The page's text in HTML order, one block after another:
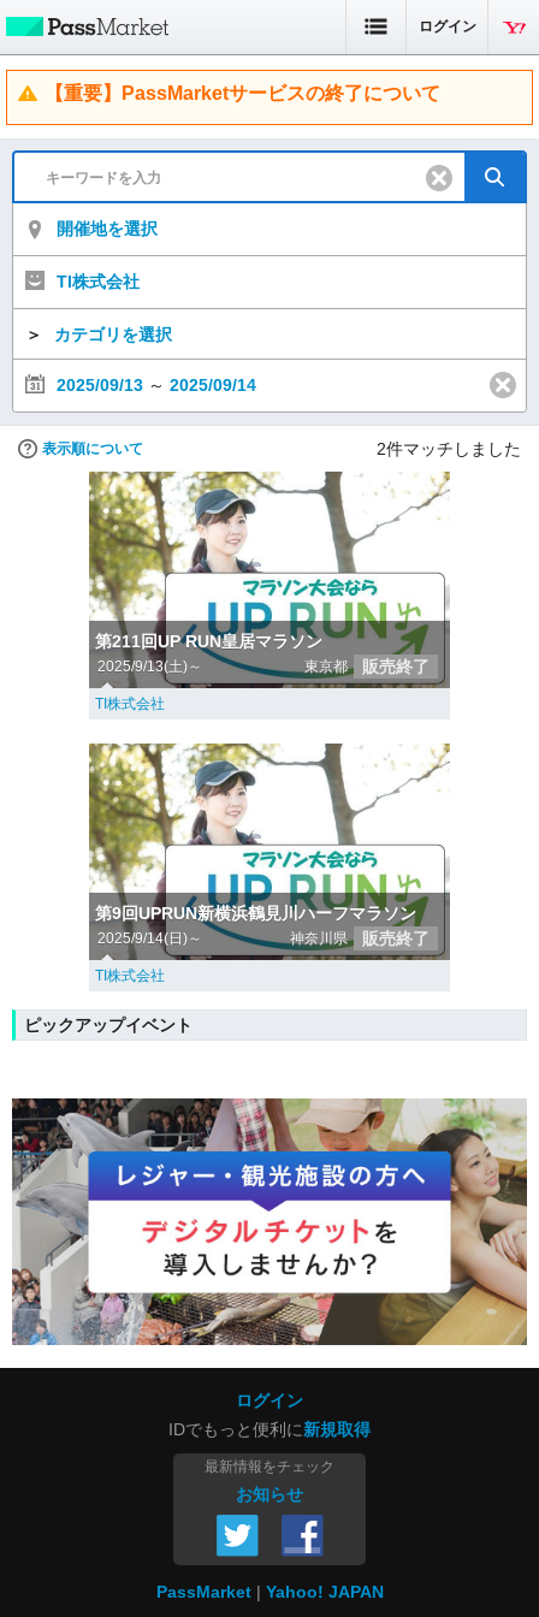
ログイン
【重要】PassMarketサービスの終了について
開催地を選択
TI株式会社
＞ カテゴリを選択
2025/09/13 ～ 2025/09/14
表示順について 2件マッチしました
第211回UP RUN皇居マラソン
2025/9/13(土)～ 東京都 販売終了
TI株式会社
第9回UPRUN新横浜鶴見川ハーフマラソン
2025/9/14(日)～ 神奈川県 販売終了
TI株式会社
ピックアップイベント
ログイン
IDでもっと便利に新規取得
最新情報をチェック
お知らせ
PassMarket Yahoo! JAPAN